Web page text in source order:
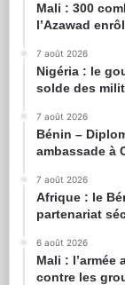
Mali : 300
l’Azawad
7 août 2026
Nigéria : le
solde des
7 août 2026
Bénin –
ambassade à
7 août 2026
Afrique : le
partenariat
6 août 2026
Mali :
contre les